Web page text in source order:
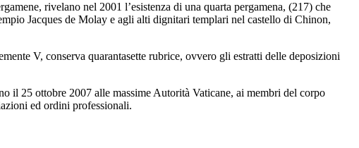
rivelano nel 2001 l’esistenza di una quarta pergamena, (217) che
Jacques de Molay e agli alti dignitari templari nel castello di Chinon,
V, conserva quarantasette rubrice, ovvero gli estratti delle deposizioni
il 25 ottobre 2007 alle massime Autorità Vaticane, ai membri del corpo
ed ordini professionali.